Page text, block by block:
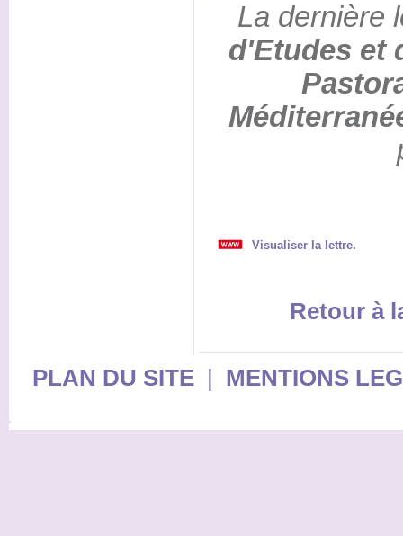
La dernière
d'Etudes et
Visualiser la lettre.
Retour à
PLAN DU SITE| MENTIONS